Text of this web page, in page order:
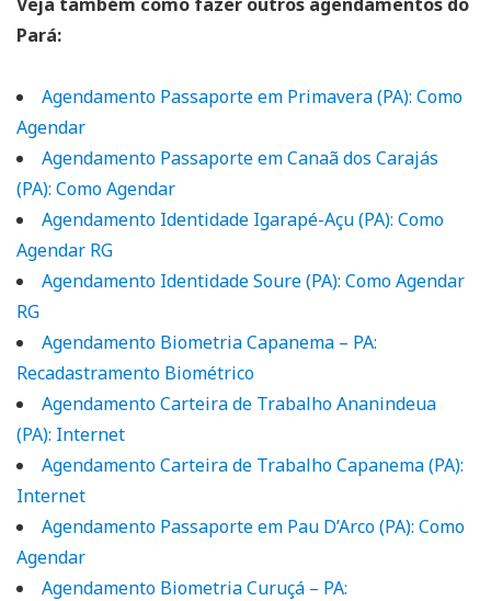
Pará:
Agendamento Passaporte em Primavera (PA): Como
Agendar
Agendamento Passaporte em Canaã dos Carajás
(PA): Como Agendar
Agendamento Identidade Igarapé-Açu (PA): Como
Agendar RG
Agendamento Identidade Soure (PA): Como Agendar
RG
Agendamento Biometria Capanema – PA:
Recadastramento Biométrico
Agendamento Carteira de Trabalho Ananindeua
(PA): Internet
Agendamento Carteira de Trabalho Capanema (PA):
Internet
Agendamento Passaporte em Pau D’Arco (PA): Como
Agendar
Agendamento Biometria Curuçá – PA: